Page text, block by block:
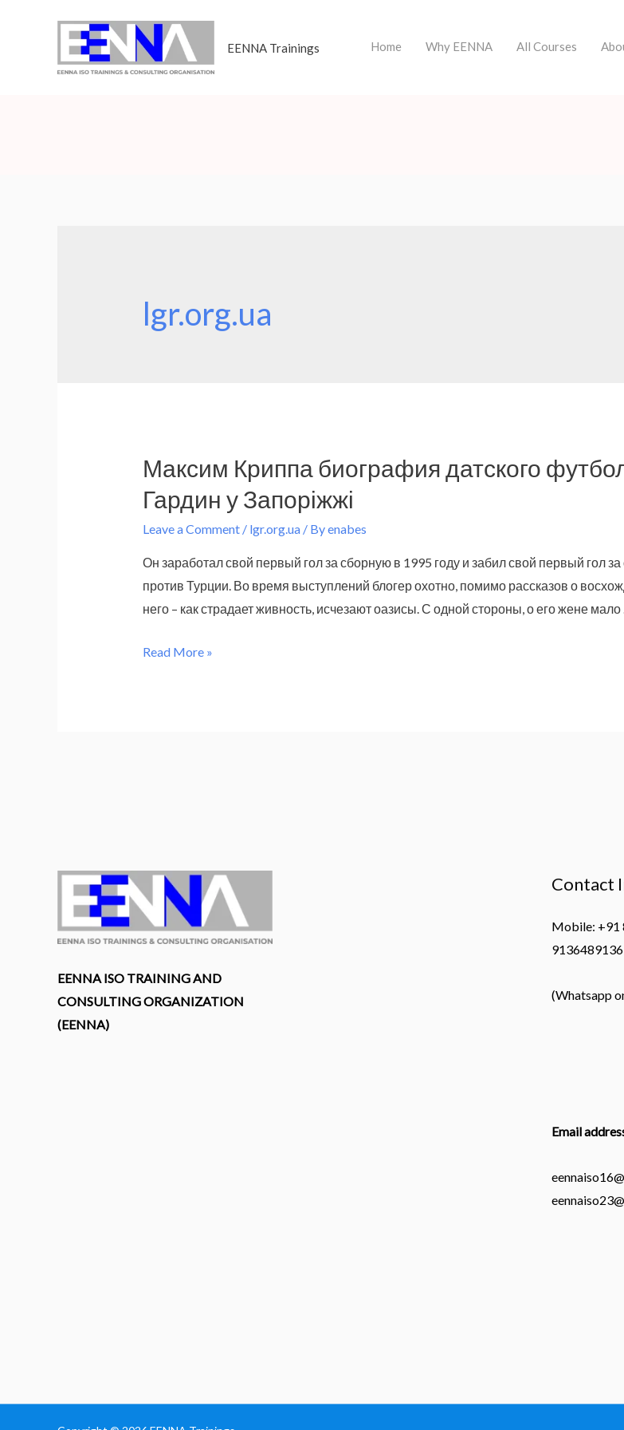
EENNA Trainings Home Why EENNA All Courses
lgr.org.ua
Максим Криппа биография датского
Гардин у Запоріжжі
Leave a Comment / lgr.org.ua/ Byenabes
Он заработал свой первый гол за сборную в 1995 году и забил свой первый гол
против Турции. Во время выступлений блогер охотно, помимо рассказов о
него – как страдает живность, исчезают оазисы. С одной стороны, о его жене мало
Максим
Запоріжжі
Read More »
EENNA ISO TRAINING AND
CONSULTING ORGANIZATION
(EENNA)
Contact
Mobile: +91
9136489136
(Whatsapp
Email